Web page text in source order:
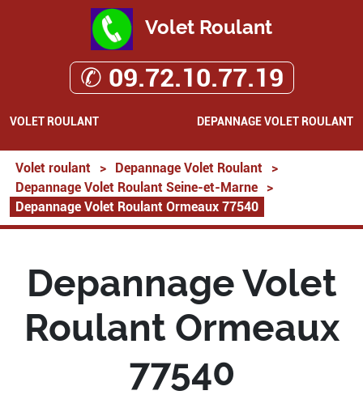
Volet Roulant
✆ 09.72.10.77.19
VOLET ROULANT DEPANNAGE VOLET ROULANT
Volet roulant > Depannage Volet Roulant
>
Depannage Volet Roulant Seine-et-Marne
>
Depannage Volet Roulant Ormeaux 77540
Depannage Volet
Roulant Ormeaux
77540